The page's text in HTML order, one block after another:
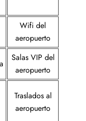
Wifi del
aeropuerto
Salas VIP del
aeropuerto
Traslados al
aeropuerto